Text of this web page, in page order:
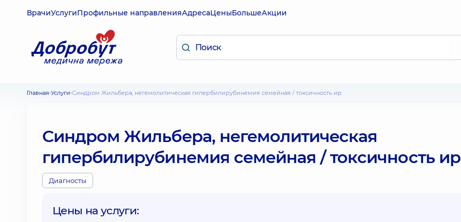
ВрачиУслугиПрофильные направленияАдресаЦеныБольшеАкции
Главная Услуги Синдром Жильбера, негемолитическая гипербилирубинемия семейная / токсичность ир
Синдром Жильбера, негемолитическая
гипербилирубинемия семейная / токсичность ир
Диагносты
Цены на услуги: